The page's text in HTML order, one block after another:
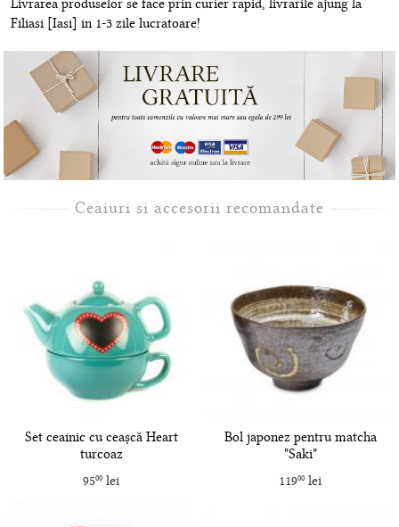
Livrarea produselor se face prin curier rapid, livrarile ajung la
Filiasi [Iasi] in 1-3 zile lucratoare!
Ceaiuri si accesorii recomandate
Set ceainic cu ceașcă Heart
turcoaz
9500lei
Bol japonez pentru matcha
"Saki"
11900 lei